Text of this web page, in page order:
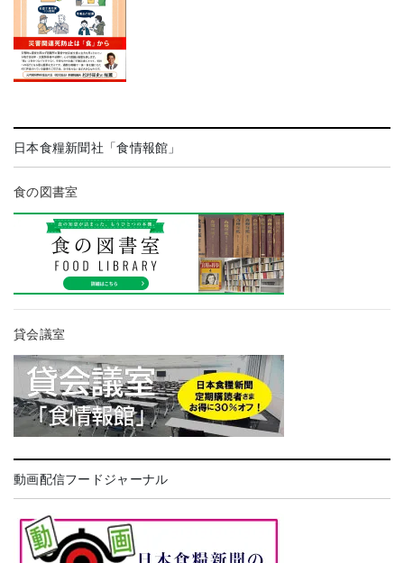
日本食糧新聞社「食情報館」
食の図書室
貸会議室
動画配信フードジャーナル